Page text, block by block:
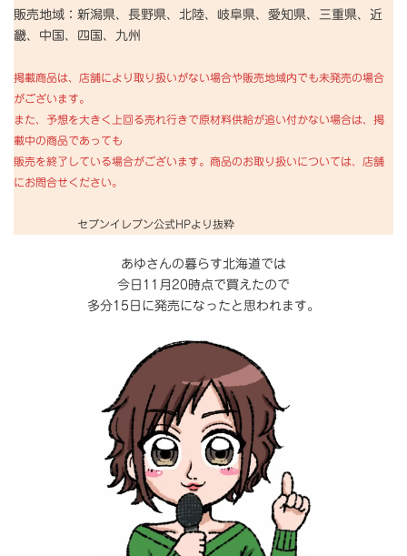
販売地域：新潟県、長野県、北陸、岐阜県、愛知県、三重県、近
畿、中国、四国、九州
掲載商品は、店舗により取り扱いがない場合や販売地域内でも未発売の場合
がございます。
また、予想を大きく上回る売れ行きで原材料供給が追い付かない場合は、掲
載中の商品であっても
販売を終了している場合がございます。商品のお取り扱いについては、店舗
にお問合せください。
セブンイレブン公式HPより抜粋
あゆさんの暮らす北海道では
今日11月20時点で買えたので
多分15日に発売になったと思われます。